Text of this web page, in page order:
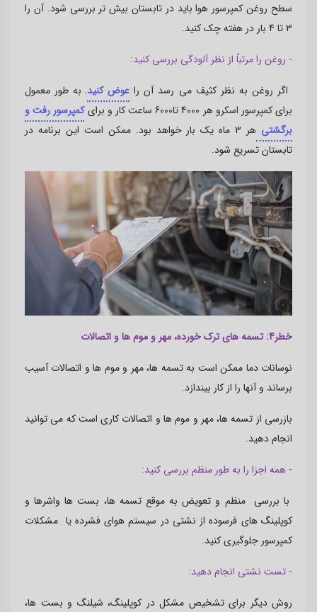
سطح روغن کمپرسور هوا باید در تابستان بیش تر بررسی شود. آن را
3 تا 4 بار در هفته چک کنید.
- روغن را مرتباً از نظر آلودگی بررسی کنید:
اگر روغن به نظر کثیف می رسد آن را عوض کنید. به طور معمول
برای کمپرسور اسکرو هر 4000 تا6000 ساعت کار و برای
کمپرسور رفت و
برگشتی
هر 3 ماه یک بار خواهد بود. ممکن است این برنامه در
تابستان تسریع شود.
خطر4: تسمه های ترک خورده، مهر و موم ها و اتصالات
نوسانات دما ممکن است به تسمه ها، مهر و موم ها و اتصالات آسیب
برساند و آنها را از کار بیندازد.
بازرسی از تسمه ها، مهر و موم ها و اتصالات کاری است که می توانید
انجام دهید.
- همه اجزا را به طور منظم بررسی کنید:
با بررسی منظم و تعویض به موقع تسمه ها، بست ها واشرها و
کوپلینگ های فرسوده از نشتی در سیستم هوای فشرده یا مشکلات
کمپرسور جلوگیری کنید.
- تست نشتی انجام دهید:
روش دیگر برای تشخیص مشکل در کوپلینگ، شیلنگ و بست ها،